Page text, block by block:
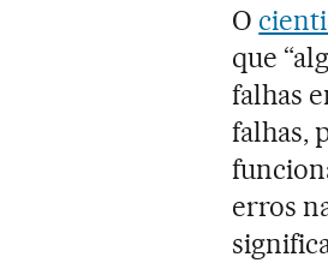
O
que
falhas
falhas,
erros